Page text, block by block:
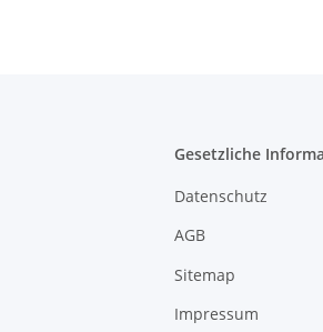
Gesetzliche
Datenschutz
AGB
Sitemap
Impressum